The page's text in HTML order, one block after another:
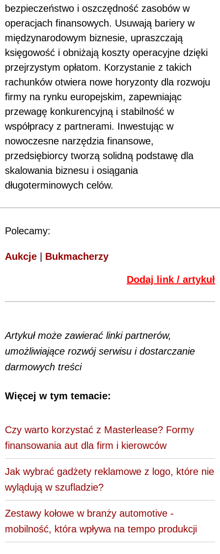
bezpieczeństwo i oszczędność zasobów w
operacjach finansowych. Usuwają bariery w
międzynarodowym biznesie, upraszczają
księgowość i obniżają koszty operacyjne dzięki
przejrzystym opłatom. Korzystanie z takich
rachunków otwiera nowe horyzonty dla rozwoju
firmy na rynku europejskim, zapewniając
przewagę konkurencyjną i stabilność w
współpracy z partnerami. Inwestując w
nowoczesne narzędzia finansowe,
przedsiębiorcy tworzą solidną podstawę dla
skalowania biznesu i osiągania
długoterminowych celów.
Polecamy:
Aukcje Bukmacherzy
Dodaj link / artykuł
Artykuł może zawierać linki partnerów,
umożliwiające rozwój serwisu i dostarczanie
darmowych treści
Więcej w tym temacie:
Czy warto korzystać z Masterlease? Formy
finansowania aut dla firm i kierowców
Jak wybrać gadżety reklamowe z logo, które nie
wylądują w szufladzie?
Zestawy kołowe w branży automotive -
mobilność, która wpływa na tempo produkcji